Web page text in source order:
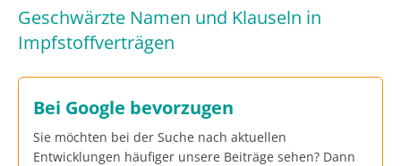
Geschwärzte Namen und Klauseln in
Impfstoffverträgen
Bei Google bevorzugen
Sie möchten bei der Suche nach aktuellen
Entwicklungen häufiger unsere Beiträge sehen? Dann